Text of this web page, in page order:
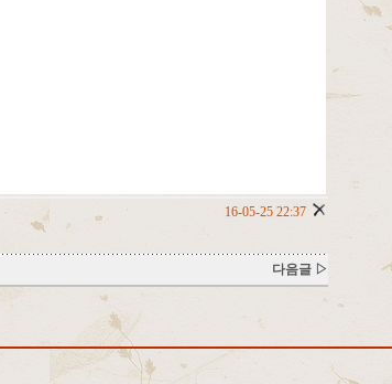
16-05-25 22:37
다음글 ▷